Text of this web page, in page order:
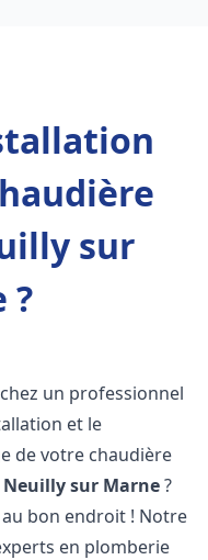
sur
?
un professionnel
et le
de votre chaudière
Neuilly sur Marne?
bon endroit ! Notre
en plomberie